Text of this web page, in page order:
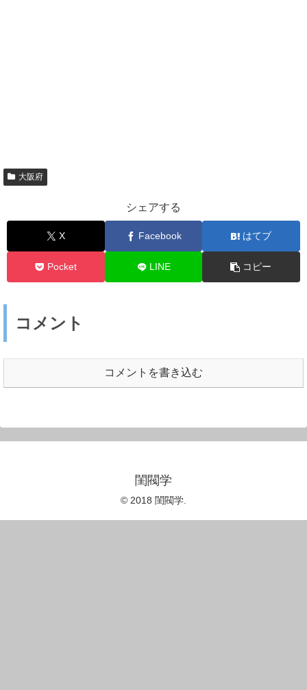
大阪府
シェアする
X Facebook はてブ
Pocket LINE コピー
コメント
コメントを書き込む
閨閥学
© 2018 閨閥学.